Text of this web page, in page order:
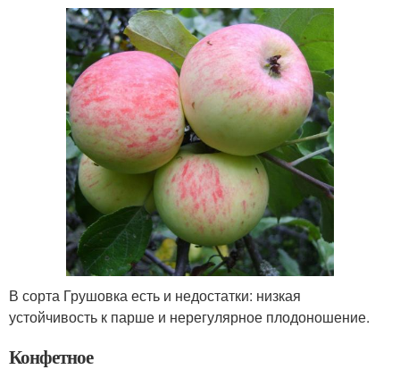
В сорта Грушовка есть и недостатки: низкая
устойчивость к парше и нерегулярное плодоношение.
Конфетное